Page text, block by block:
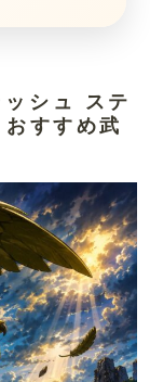
ッシュ ステ
すすめ武